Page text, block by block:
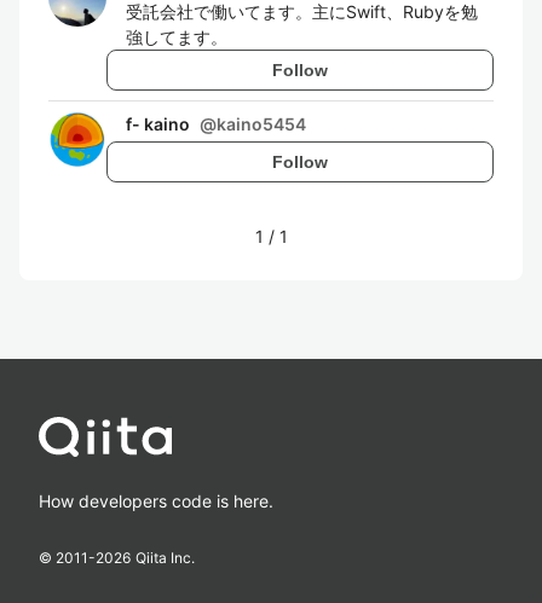
受託会社で働いてます。主にSwift、Rubyを勉
強してます。
Follow
f- kaino @kaino5454
Follow
1 / 1
How developers code is here.
© 2011-2026 Qiita Inc.